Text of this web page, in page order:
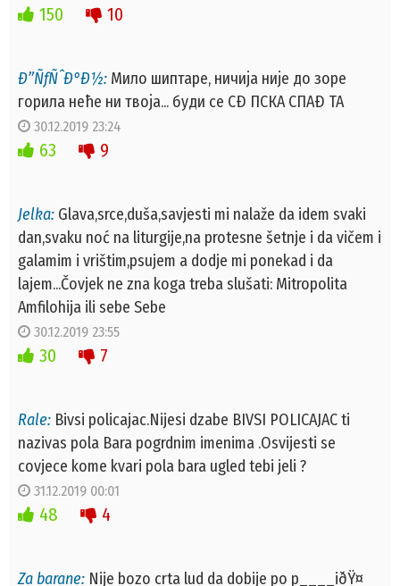
150 10
Ð”ÑƒÑˆÐ°Ð½: Мило шиптаре, ничија није до зоре
горила неће ни твоја... буди се СÐ ПСКА СПАÐ ТА
30.12.2019 23:24
63 9
Jelka: Glava,srce,dušа,savjesti mi nalaže da idem svaki
dan,svaku noć na liturgije,na protesne šetnje i da vičem i
galamim i vrištim,psujem a dodje mi ponekad i da
lajem...Čovjek ne zna koga treba slušati: Mitropolita
Amfilohija ili sebe Sebe
30.12.2019 23:55
30 7
Rale: Bivsi policajac.Nijesi dzabe BIVSI POLICAJAC ti
nazivas pola Bara pogrdnim imenima .Osvijesti se
covjece kome kvari pola bara ugled tebi jeli ?
31.12.2019 00:01
48 4
Za barane: Nije bozo crta lud da dobije po p____iðŸ¤